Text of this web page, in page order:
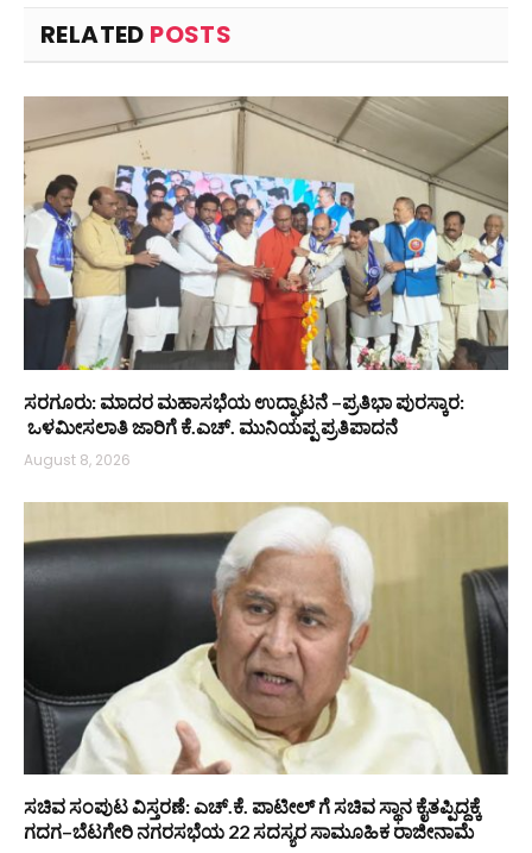
RELATED POSTS
ಸರಗೂರು: ಮಾದರ ಮಹಾಸಭೆಯ ಉದ್ಘಾಟನೆ –ಪ್ರತಿಭಾ ಪುರಸ್ಕಾರ:
ಒಳಮೀಸಲಾತಿ ಜಾರಿಗೆ ಕೆ.ಎಚ್. ಮುನಿಯಪ್ಪ ಪ್ರತಿಪಾದನೆ
August 8, 2026
ಸಚಿವ ಸಂಪುಟ ವಿಸ್ತರಣೆ: ಎಚ್.ಕೆ. ಪಾಟೀಲ್ ಗೆ ಸಚಿವ ಸ್ಥಾನ ಕೈತಪ್ಪಿದ್ದಕ್ಕೆ
ಗದಗ–ಬೆಟಗೇರಿ ನಗರಸಭೆಯ 22 ಸದಸ್ಯರ ಸಾಮೂಹಿಕ ರಾಜೀನಾಮೆ